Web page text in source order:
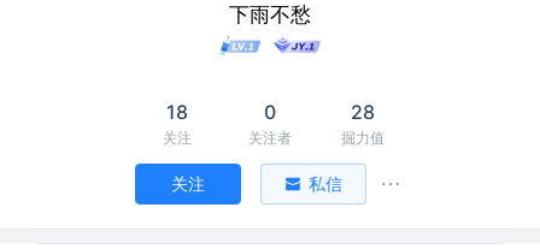
下雨不愁
18
关注
0
关注者
28
掘力值
关注 私信